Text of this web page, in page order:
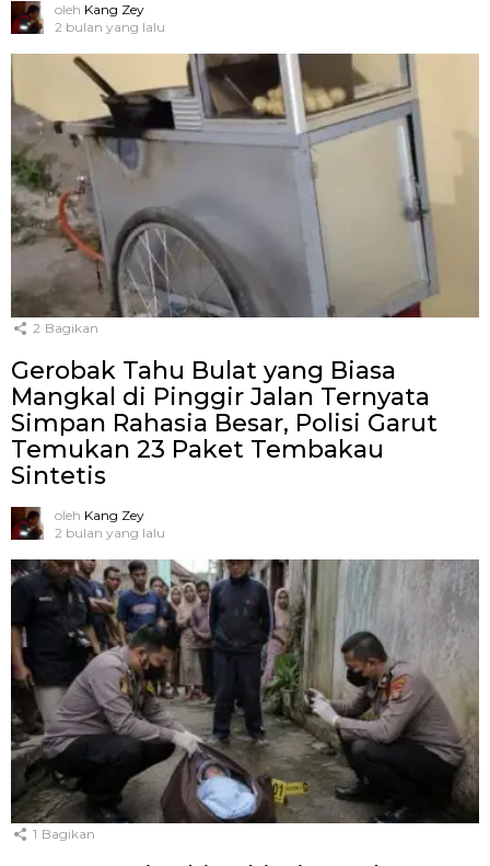
oleh Kang Zey
2 bulan yang lalu
2 Bagikan
Gerobak Tahu Bulat yang Biasa
Mangkal di Pinggir Jalan Ternyata
Simpan Rahasia Besar, Polisi Garut
Temukan 23 Paket Tembakau
Sintetis
oleh Kang Zey
2 bulan yang lalu
1 Bagikan